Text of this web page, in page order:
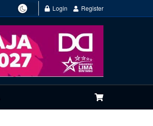
Login Register